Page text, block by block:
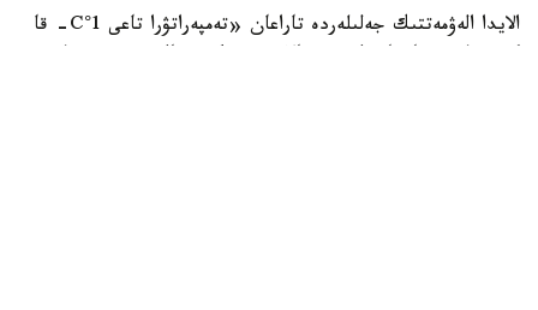
الايدا الەۋمەتتىك جەلىلەردە تاراعان «تەمپەراتۋرا تاعى 1°C- قا